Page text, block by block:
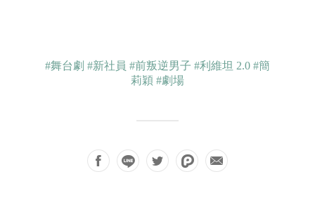
#舞台劇 #新社員 #前叛逆男子 #利維坦 2.0 #簡
莉穎 #劇場